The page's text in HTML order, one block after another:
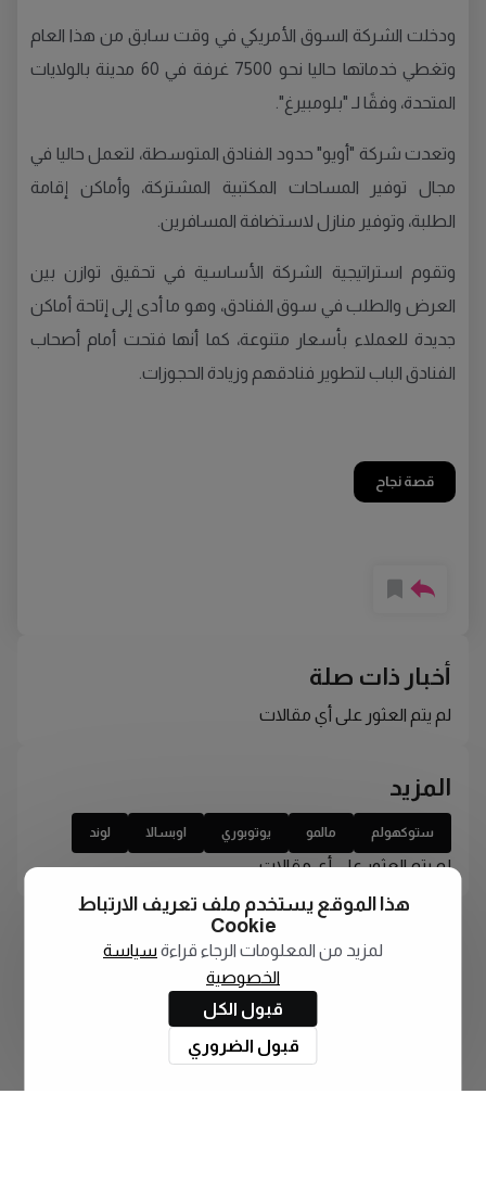
ودخلت الشركة السوق الأمريكي في وقت سابق من هذا العام
وتغطي خدماتها حاليا نحو 7500 غرفة في 60 مدينة بالولايات
المتحدة، وفقًا لـ "بلومبيرغ".
وتعدت شركة "أويو" حدود الفنادق المتوسطة، لتعمل حاليا في
مجال توفير المساحات المكتبية المشتركة، وأماكن إقامة
الطلبة، وتوفير منازل لاستضافة المسافرين.
وتقوم استراتيجية الشركة الأساسية في تحقيق توازن بين
العرض والطلب في سوق الفنادق، وهو ما أدى إلى إتاحة أماكن
جديدة للعملاء بأسعار متنوعة، كما أنها فتحت أمام أصحاب
الفنادق الباب لتطوير فنادقهم وزيادة الحجوزات.
قصة نجاح
أخبار ذات صلة
لم يتم العثور على أي مقالات
المزيد
ستوكهولم مالمو يوتوبوري اوبسالا لوند
لم يتم العثور على أي مقالات
هذا الموقع يستخدم ملف تعريف الارتباط
Cookie
لمزيد من المعلومات الرجاء قراءة سياسة
الخصوصية
قبول الكل
قبول الضروري